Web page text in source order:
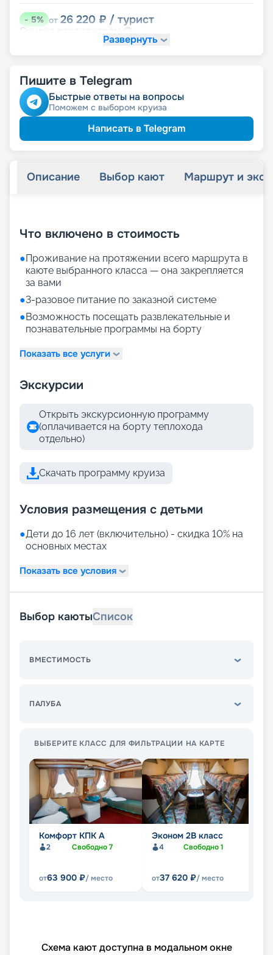
-5% от 26 220 ₽ / турист
Скидка
Развернуть
Пишите в Telegram
Быстрые ответы на вопросы
Поможем с выбором круиза
Написать в Telegram
Описание Выбор кают Маршрут и
Что включено в стоимость
●Проживание на протяжении всего маршрута в
каюте выбранного класса — она закрепляется
за вами
●3-разовое питание по заказной системе
●Возможность посещать развлекательные и
познавательные программы на борту
Показать все услуги
Экскурсии
Открыть экскурсионную программу
(оплачивается на борту теплохода
отдельно)
Скачать программу круиза
Условия размещения с детьми
●Дети до 16 лет (включительно) - скидка 10% на
основных местах
Показать все условия
Выбор каютыСписок
ВМЕСТИМОСТЬ
ПАЛУБА
ВЫБЕРИТЕ КЛАСС ДЛЯ ФИЛЬТРАЦИИ НА КАРТЕ
Комфорт КПК А
2 Свободно7
от63 900 ₽/ место
Эконом 2В класс
4 Свободно1
от37 620 ₽/ место
Схема кают доступна в модальном окне